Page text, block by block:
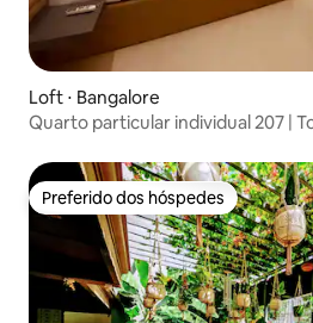
Loft ⋅ Bangalore
Quarto particular individual 207 |
Preferido dos hóspedes
Preferido dos hóspedes